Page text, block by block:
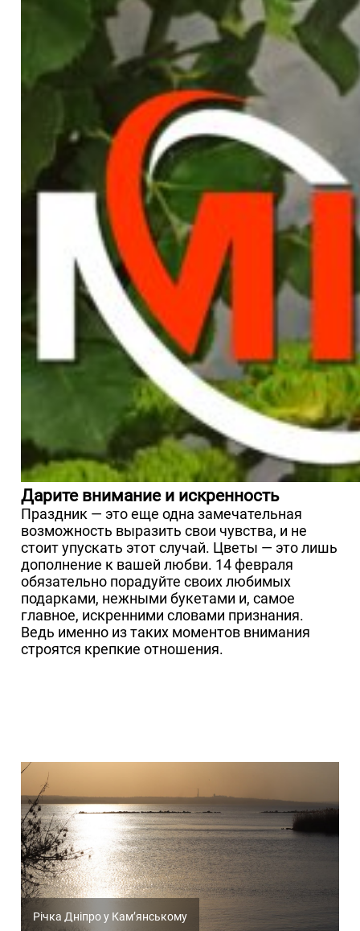
Дарите внимание и искренность
Праздник — это еще одна замечательная
возможность выразить свои чувства, и не
стоит упускать этот случай. Цветы — это лишь
дополнение к вашей любви. 14 февраля
обязательно порадуйте своих любимых
подарками, нежными букетами и, самое
главное, искренними словами признания.
Ведь именно из таких моментов внимания
строятся крепкие отношения.
Річка Дніпро у Кам’янському